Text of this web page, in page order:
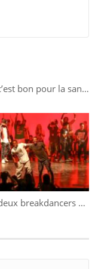
Le thé, c’est bon pour la santé !
Quand deux breakdancers s’affrontent